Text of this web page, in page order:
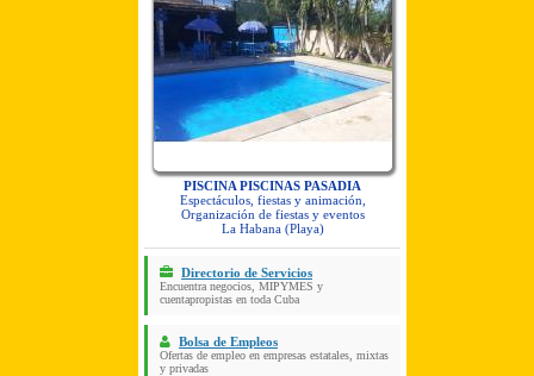
PISCINA PISCINAS PASADIA
Espectáculos, fiestas y animación,
Organización de fiestas y eventos
La Habana (Playa)
Directorio de Servicios
Encuentra negocios, MIPYMES y
cuentapropistas en toda Cuba
Bolsa de Empleos
Ofertas de empleo en empresas estatales, mixtas
y privadas